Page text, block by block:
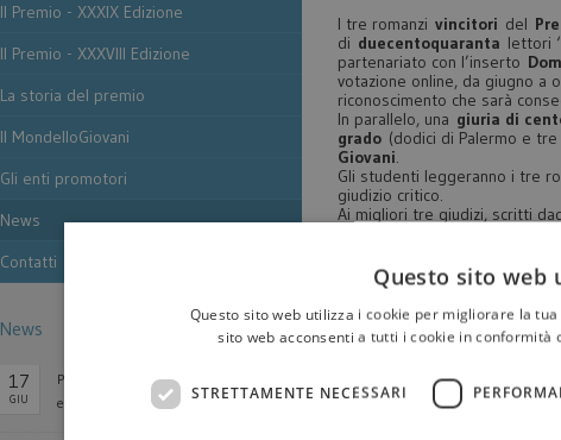
Il Premio - XXXIX Edizione
Il Premio - XXXVIII Edizione
La storia del premio
Il MondelloGiovani
Gli enti promotori
News
Contatti
News
17
GIU
Proclamati i vincitori della della 52ª
edizione
I tre romanzi vincitori del
di duecentoquaranta lettori
partenariato con l’inserto
votazione online, da giugno a
riconoscimento che sarà
In parallelo, una giuria di
grado (dodici di Palermo e
Giovani.
Gli studenti leggeranno i tre
giudizio critico.
Ai migliori tre giudizi, scritti
Tutti i riconoscimenti
Comunicazione:
Daniele Ienna tel. +
Questo sito web
Questo sito web utilizza i cookie per migliorare la
sito web acconsenti a tutti i cookie in conformità
STRETTAMENTE NECESSARI